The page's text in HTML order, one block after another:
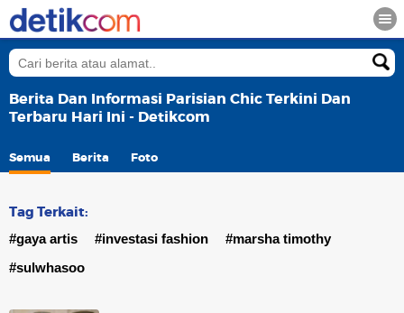
Berita Dan Informasi Parisian Chic Terkini Dan
Terbaru Hari Ini - Detikcom
Semua Berita Foto
Tag Terkait:
#gaya artis #investasi fashion
#marsha timothy
#sulwhasoo